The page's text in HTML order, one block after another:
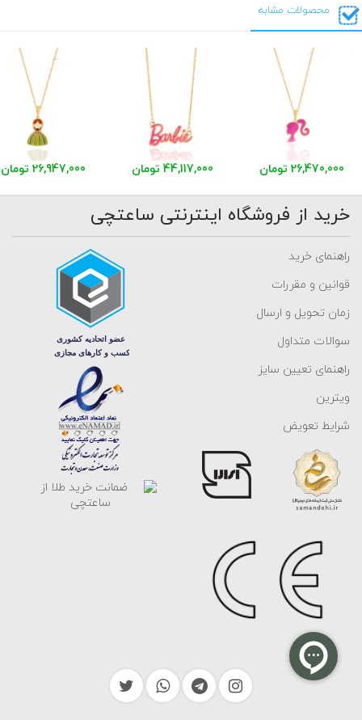
محصولات مشابه
26,470,000 تومان 44,117,000 تومان 26,947,000 تومان
خرید از فروشگاه اینترنتی ساعتچی
راهنمای خرید
قوانین و مقررات
زمان تحویل و ارسال
سوالات متداول
راهنمای تعیین سایز
ویترین
شرایط تعویض